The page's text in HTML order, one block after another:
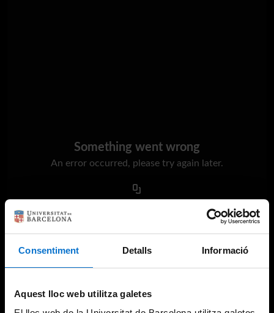
Consentiment Detalls Informació
Aquest lloc web utilitza galetes
Something went wrong
An error occurred, please try again later.